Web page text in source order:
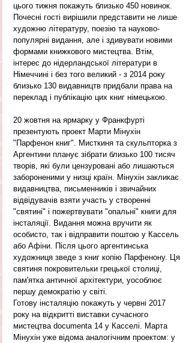
цього тижня покажуть близько 450 новинок.
Почесні гості вирішили представити не лише
художню літературу, поезію та науково-
популярні видання, але і здивувати новими
формами книжкового мистецтва. Втім,
інтерес до нідерландської літератури в
Німеччині і без того великий - з 2014 року
близько 130 видавництв придбали права на
переклад і публікацію цих книг німецькою.
20 жовтня на ярмарку у Франкфурті
презентують проект Марти Мінухін
"Парфенон книг". Мисткиня та скульпторка з
Аргентини планує зібрати близько 100 тисяч
творів, які були цензуровані або лишаються
забороненими у низці країн. Мінухін закликає
видавництва, письменників і звичайних
відвідувачів взяти участь у створенні
"святині" і пожертвувати "опальні" книги для
інсталяції. Видання можна вручити як
особисто, так і відправити поштою у Кассель
або Афіни. Після цього аргентинська
художниця зведе з книг копію Парфенону. Ця
святиня покровительки грецької столиці,
пам'ятка античної архітектури, уособлює
першу демократію у світі.
Готову інсталяцію покажуть у червні 2017
року на відкритті виставки сучасного
мистецтва documenta 14 у Касселі. Марта
Мінухін уже відома аналогічним проектом: у